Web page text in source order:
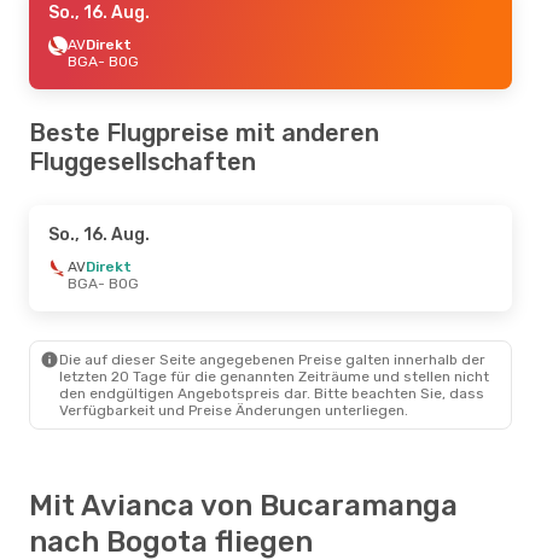
So., 16. Aug.
AVDirekt
BGA- BOG
Beste Flugpreise mit anderen
Fluggesellschaften
So., 16. Aug.
AVDirekt
BGA- BOG
Die auf dieser Seite angegebenen Preise galten innerhalb der
letzten 20 Tage für die genannten Zeiträume und stellen nicht
den endgültigen Angebotspreis dar. Bitte beachten Sie, dass
Verfügbarkeit und Preise Änderungen unterliegen.
Mit Avianca von Bucaramanga
nach Bogota fliegen